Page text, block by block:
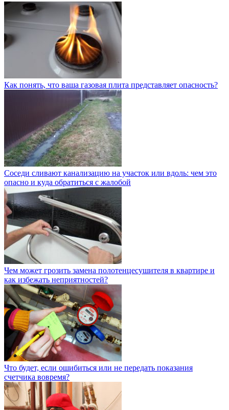
Как понять, что ваша газовая плита представляет опасность?
Соседи сливают канализацию на участок или вдоль: чем это
опасно и куда обратиться с жалобой
Чем может грозить замена полотенцесушителя в квартире и
как избежать неприятностей?
Что будет, если ошибиться или не передать показания
счетчика вовремя?